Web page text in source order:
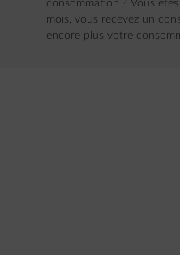
consommation ? Vous
mois, vous recevez un
encore plus votre